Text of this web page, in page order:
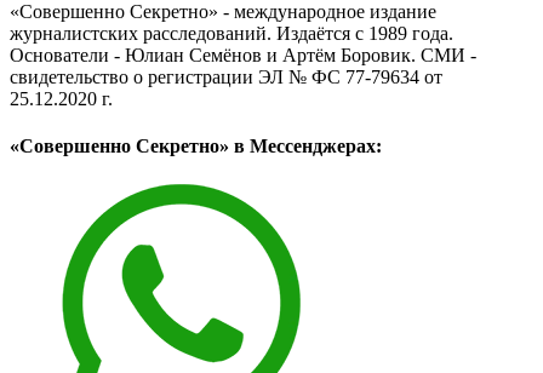
«Совершенно Секретно» - международное издание
журналистских расследований. Издаётся с 1989 года.
Основатели - Юлиан Семёнов и Артём Боровик. CМИ -
свидетельство о регистрации ЭЛ № ФС 77-79634 от
25.12.2020 г.
«Совершенно Секретно» в Мессенджерах: